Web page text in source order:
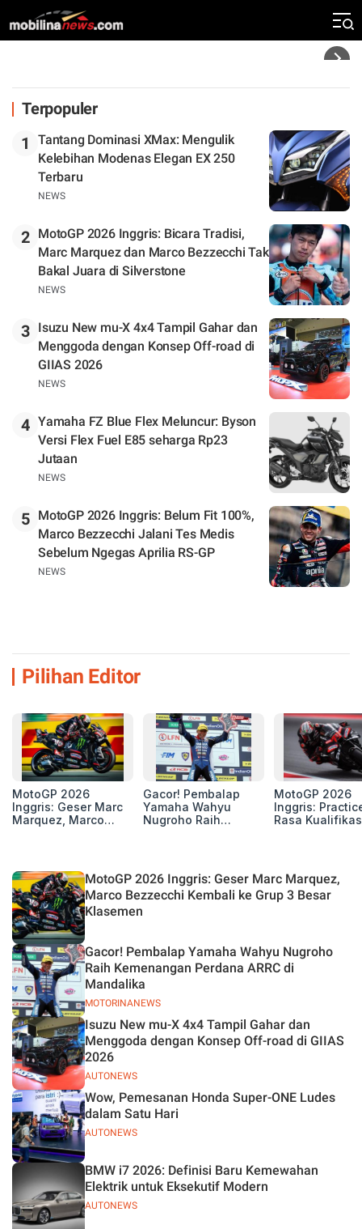
Klasemen
Terpopuler
1
Tantang Dominasi XMax: Mengulik
Kelebihan Modenas Elegan EX 250
Terbaru
NEWS
2
MotoGP 2026 Inggris: Bicara Tradisi,
Marc Marquez dan Marco Bezzecchi Tak
Bakal Juara di Silverstone
NEWS
3
Isuzu New mu-X 4x4 Tampil Gahar dan
Menggoda dengan Konsep Off-road di
GIIAS 2026
NEWS
4 Yamaha FZ Blue Flex Meluncur: Byson
Versi Flex Fuel E85 seharga Rp23
Jutaan
NEWS
5
MotoGP 2026 Inggris: Belum Fit 100%,
Marco Bezzecchi Jalani Tes Medis
Sebelum Ngegas Aprilia RS-GP
NEWS
Pilihan Editor
MotoGP 2026
Inggris: Geser Marc
Marquez, Marco
Gacor! Pembalap
Yamaha Wahyu
Nugroho Raih
MotoGP 2026
Inggris:
Rasa
Silverstone!
MotoGP 2026 Inggris: Geser Marc Marquez,
Marco Bezzecchi Kembali ke Grup 3 Besar
Klasemen
MOTORINANEWS
Gacor! Pembalap Yamaha Wahyu Nugroho
Raih Kemenangan Perdana ARRC di
Mandalika
AUTONEWS
Isuzu New mu-X 4x4 Tampil Gahar dan
Menggoda dengan Konsep Off-road di GIIAS
2026
AUTONEWS
Wow, Pemesanan Honda Super-ONE Ludes
dalam Satu Hari
AUTONEWS
BMW i7 2026: Definisi Baru Kemewahan
Elektrik untuk Eksekutif Modern